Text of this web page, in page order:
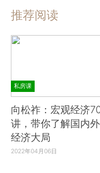
推荐阅读
私房课
向松祚：宏观经济
讲，带你了解国内外
经济大局
2022年04月06日